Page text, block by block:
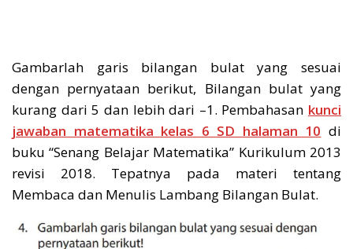
Gambarlah garis bilangan bulat yang sesuai
dengan pernyataan berikut, Bilangan bulat yang
kurang dari 5 dan lebih dari –1. Pembahasan kunci
jawaban matematika kelas 6 SD halaman 10 di
buku “Senang Belajar Matematika” Kurikulum 2013
revisi 2018. Tepatnya pada materi tentang
Membaca dan Menulis Lambang Bilangan Bulat.